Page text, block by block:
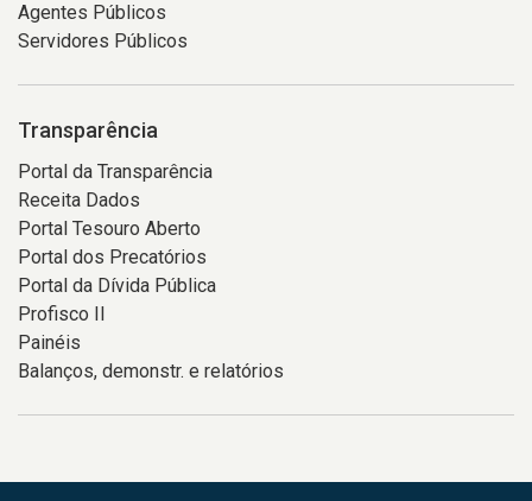
Agentes Públicos
Servidores Públicos
Transparência
Portal da Transparência
Receita Dados
Portal Tesouro Aberto
Portal dos Precatórios
Portal da Dívida Pública
Profisco II
Painéis
Balanços, demonstr. e relatórios